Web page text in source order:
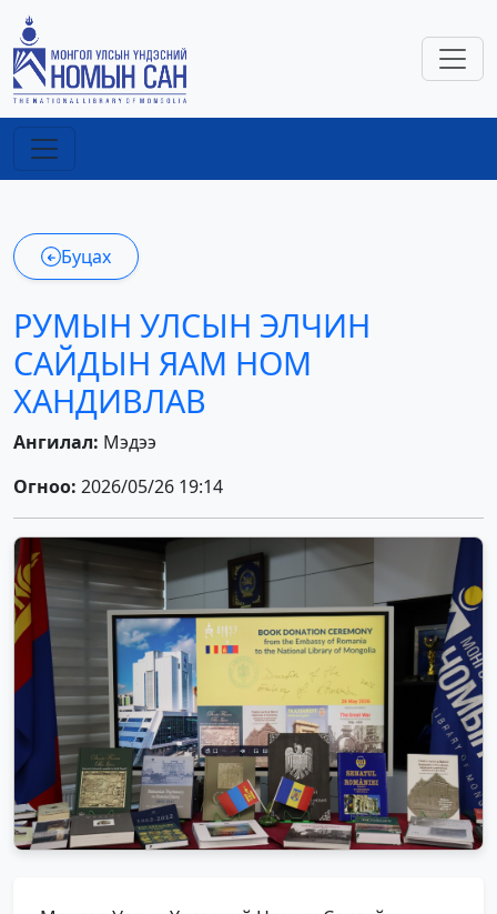
Буцах
РУМЫН УЛСЫН ЭЛЧИН
САЙДЫН ЯАМ НОМ
ХАНДИВЛАВ
Ангилал: Мэдээ
Огноо: 2026/05/26 19:14